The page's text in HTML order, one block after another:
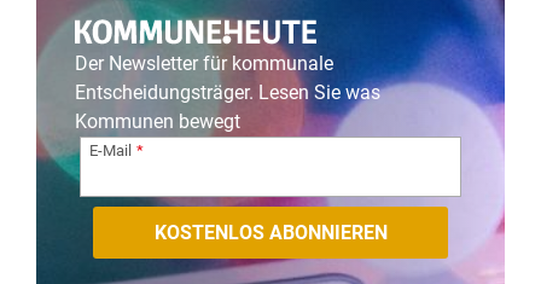
Der Newsletter für kommunale
Entscheidungsträger. Lesen Sie was
Kommunen bewegt
E-Mail